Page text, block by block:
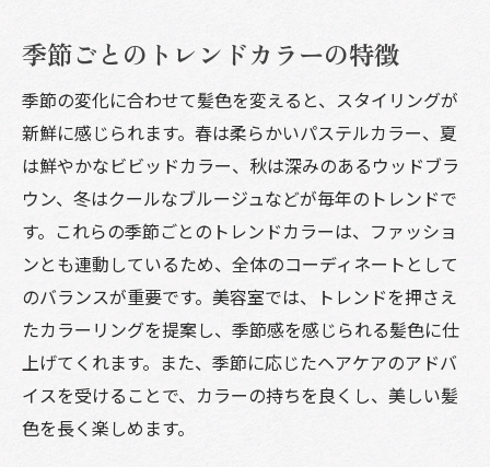
季節ごとのトレンドカラーの特徴
季節の変化に合わせて髪色を変えると、スタイリングが
新鮮に感じられます。春は柔らかいパステルカラー、夏
は鮮やかなビビッドカラー、秋は深みのあるウッドブラ
ウン、冬はクールなブルージュなどが毎年のトレンドで
す。これらの季節ごとのトレンドカラーは、ファッショ
ンとも連動しているため、全体のコーディネートとして
のバランスが重要です。美容室では、トレンドを押さえ
たカラーリングを提案し、季節感を感じられる髪色に仕
上げてくれます。また、季節に応じたヘアケアのアドバ
イスを受けることで、カラーの持ちを良くし、美しい髪
色を長く楽しめます。